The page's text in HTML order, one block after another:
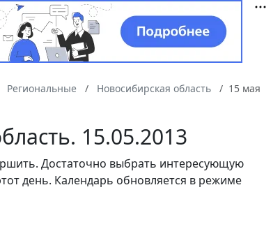
Региональные Новосибирская область
15 мая
15.05.2013
Достаточно выбрать интересующую
день. Календарь обновляется в режиме